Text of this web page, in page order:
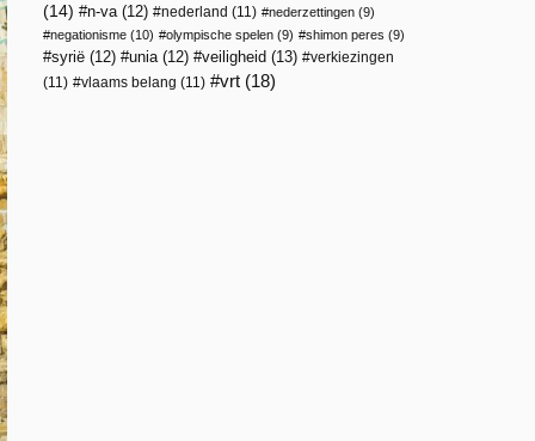
(14)
n-va(12) nederland (11) nederzettingen (9)
negationisme (10) olympische spelen (9) shimon peres (9)
syrië (12) unia(12) veiligheid (13)
verkiezingen
(11)
vlaams belang (11) vrt (18)